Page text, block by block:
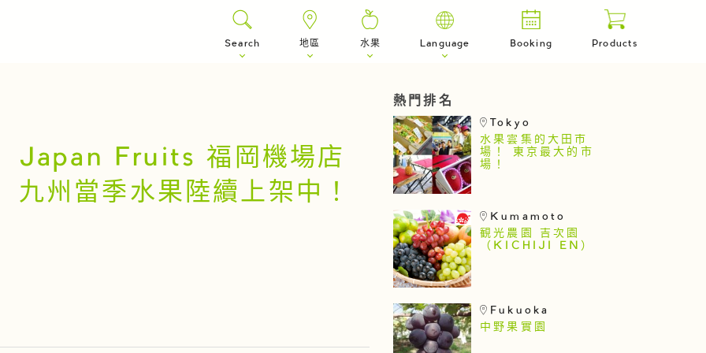
Search 地區 水果 Language Booking Products
Japan Fruits 福岡機場店
九州當季水果陸續上架中！
熱門排名
Tokyo
水果雲集的大田市
場！ 東京最大的市
場！
Kumamoto
観光農園 吉次園
（KICHIJI EN）
Fukuoka
中野果實園